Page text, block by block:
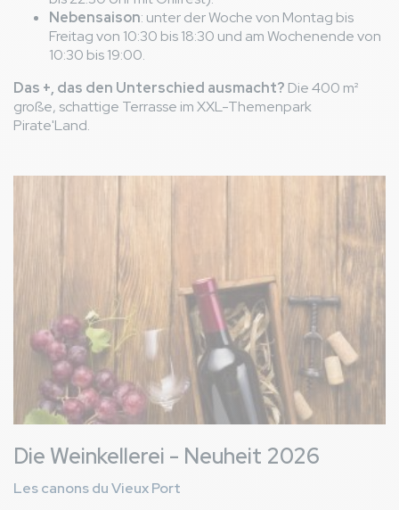
Nebensaison: unter der Woche von Montag bis
Freitag von 10:30 bis 18:30 und am Wochenende von
10:30 bis 19:00.
Das +, das den Unterschied ausmacht? Die 400 m²
große, schattige Terrasse im XXL-Themenpark
Pirate'Land.
Die Weinkellerei - Neuheit 2026
Les canons du Vieux Port